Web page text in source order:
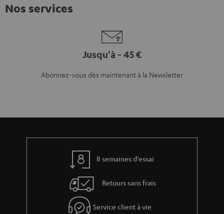
Nos services
Jusqu'à - 45 €
Abonnez-vous dès maintenant à la Newsletter
8 semaines d'essai
Retours sans frais
Service client à vie